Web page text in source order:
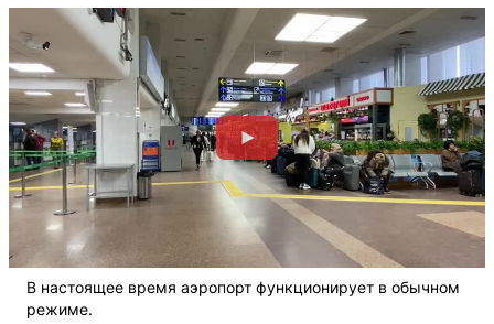
В настоящее время аэропорт функционирует в обычном
режиме.